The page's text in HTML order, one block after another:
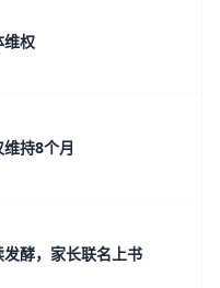
维权
持8个月
酵，家长联名上书